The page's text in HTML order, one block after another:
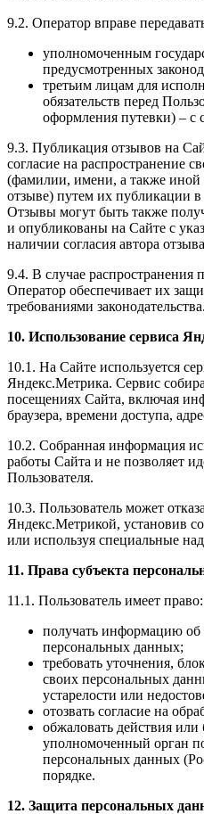
9.2. Оператор вправе
уполномоченным
предусмотренных
третьим лицам для
обязательств перед
оформления путевки) – с
9.3. Публикация отзывов на
согласие на распространение
(фамилии, имени, а также
отзыве) путем их публикации в
Отзывы могут быть также
и опубликованы на Сайте с
наличии согласия автора
9.4. В случае распространения
Оператор обеспечивает их
требованиями законодательства.
10. Использование сервиса
10.1. На Сайте используется
Яндекс.Метрика. Сервис
посещениях Сайта, включая
браузера, времени доступа,
10.2. Собранная информация
работы Сайта и не позволяет
Пользователя.
10.3. Пользователь может
Яндекс.Метрикой, установив
или используя специальные
11. Права субъекта
11.1. Пользователь имеет право:
получать информацию об
персональных данных;
требовать уточнения,
своих персональных
устарелости или
отозвать согласие на
обжаловать действия или
уполномоченный орган
персональных данных
порядке.
12. Защита персональных